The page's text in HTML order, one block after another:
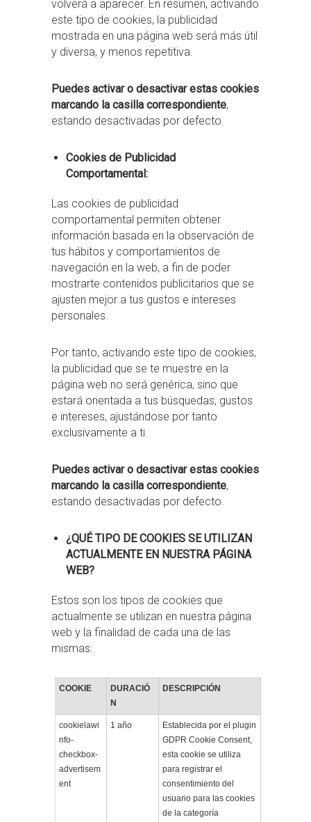
volverá a aparecer. En resumen, activando
este tipo de cookies, la publicidad
mostrada en una página web será más útil
y diversa, y menos repetitiva.
Puedes activar o desactivar estas cookies
marcando la casilla correspondiente,
estando desactivadas por defecto.
Cookies de Publicidad
Comportamental:
Las cookies de publicidad
comportamental permiten obtener
información basada en la observación de
tus hábitos y comportamientos de
navegación en la web, a fin de poder
mostrarte contenidos publicitarios que se
ajusten mejor a tus gustos e intereses
personales.
Por tanto, activando este tipo de cookies,
la publicidad que se te muestre en la
página web no será genérica, sino que
estará orientada a tus búsquedas, gustos
e intereses, ajustándose por tanto
exclusivamente a ti.
Puedes activar o desactivar estas cookies
marcando la casilla correspondiente,
estando desactivadas por defecto.
¿QUÉ TIPO DE COOKIES SE UTILIZAN
ACTUALMENTE EN NUESTRA PÁGINA
WEB?
Estos son los tipos de cookies que
actualmente se utilizan en nuestra página
web y la finalidad de cada una de las
mismas:
COOKIE
DURACIÓ
N
DESCRIPCIÓN
cookielawi
nfo-
checkbox-
advertisem
ent
1 año
Establecida por el plugin
GDPR Cookie Consent,
esta cookie se utiliza
para registrar el
consentimiento del
usuario para las cookies
de la categoría